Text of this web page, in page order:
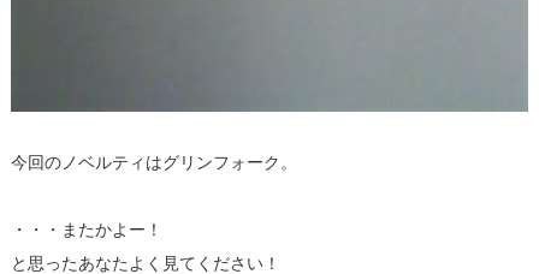
今回のノベルティはグリンフォーク。
・・・またかよー！
と思ったあなたよく見てください！